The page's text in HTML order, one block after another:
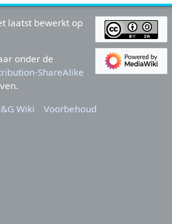
laatst bewerkt op
onder de
ShareAlike
Wiki Voorbehoud